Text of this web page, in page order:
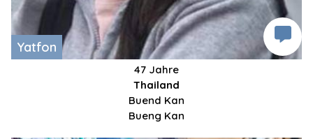
Yatfon
47 Jahre
Thailand
Buend Kan
Bueng Kan